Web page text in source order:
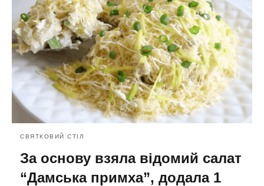
СВЯТКОВИЙ СТІЛ
За основу взяла відомий салат
“Дамська примха”, додала 1